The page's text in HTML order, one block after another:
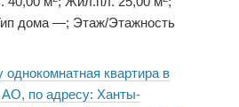
дома —; Этаж/Этажность
однокомнатная квартира в
по адресу: Ханты-